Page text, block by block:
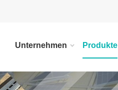
Unternehmen Produkte